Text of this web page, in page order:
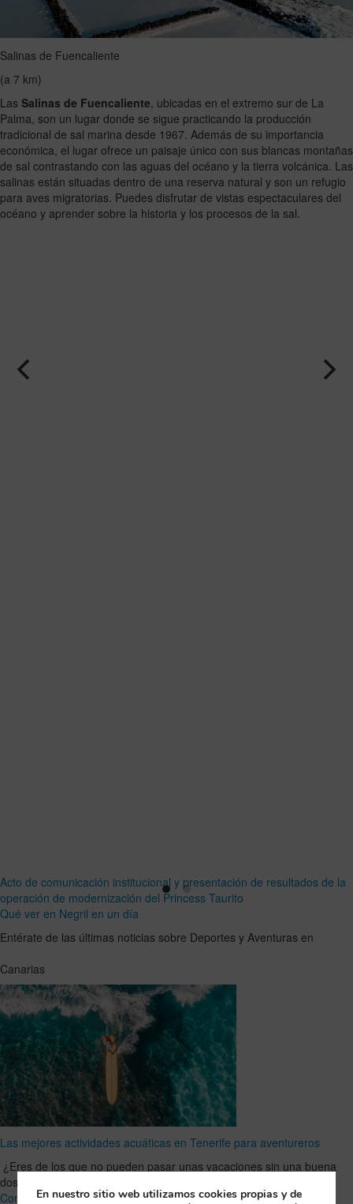
Salinas de Fuencaliente
(a 7 km)
Las Salinas de Fuencaliente , ubicadas en el extremo sur de La
Palma, son un lugar donde se sigue practicando la producción
tradicional de sal marina desde 1967. Además de su importancia
económica, el lugar ofrece un paisaje único con sus blancas montañas
de sal contrastando con las aguas del océano y la tierra volcánica. Las
salinas están situadas dentro de una reserva natural y son un refugio
para aves migratorias. Puedes disfrutar de vistas espectaculares del
océano y aprender sobre la historia y los procesos de la sal.
Acto de comunicación institucional y presentación de resultados de la
operación de modernización del Princess Taurito
Qué ver en Negril en un día
Entérate de las últimas noticias sobre Deportes y Aventuras en
Canarias
Las mejores actividades acuáticas en Tenerife para aventureros
¿Eres de los que no pueden pasar unas vacaciones sin una buena
dosis de adrenalina? Entonces Tenerife es tu …
CompletoEn nuestro sitio web utilizamos cookies propias y de